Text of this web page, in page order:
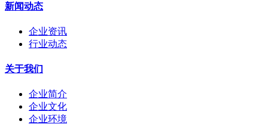
新闻动态
企业资讯
行业动态
关于我们
企业简介
企业文化
企业环境